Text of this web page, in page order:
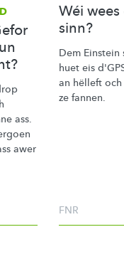
ass.
awer
Wéi
sinn?
Dem Einstein
huet eis
an hëlleft och
ze fannen.
FNR